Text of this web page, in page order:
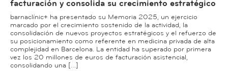
facturación y consolida su crecimiento estratégico
barnaclínic+ ha presentado su Memoria 2025, un ejercicio
marcado por el crecimiento sostenido de la actividad, la
consolidación de nuevos proyectos estratégicos y el refuerzo de
su posicionamiento como referente en medicina privada de alta
complejidad en Barcelona. La entidad ha superado por primera
vez los 20 millones de euros de facturación asistencial,
consolidando una […]